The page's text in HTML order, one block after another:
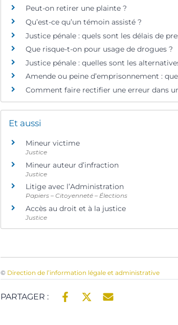
Peut-on retirer une plainte ?
Qu’est-ce qu’un témoin assisté ?
Justice pénale : quels sont les délais de
Que risque-t-on pour usage de drogues ?
Justice pénale : quelles sont les
Amende ou peine d’emprisonnement :
Comment faire rectifier une erreur dans
Et aussi
Mineur victime
Justice
Mineur auteur d’infraction
Justice
Litige avec l’Administration
Papiers – Citoyenneté – Élections
Accès au droit et à la justice
Justice
© Direction de l’information légale et administrative
PARTAGER :